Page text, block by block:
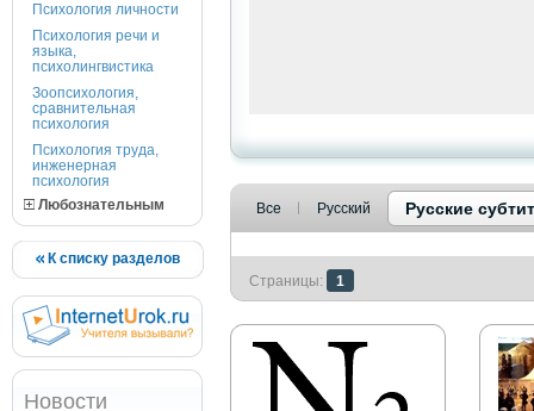
Психология личности
Психология речи и
языка,
психолингвистика
Зоопсихология,
сравнительная
психология
Психология труда,
инженерная
психология
Любознательным
К списку разделов
Новости
Все Русский Русские
Страницы: 1